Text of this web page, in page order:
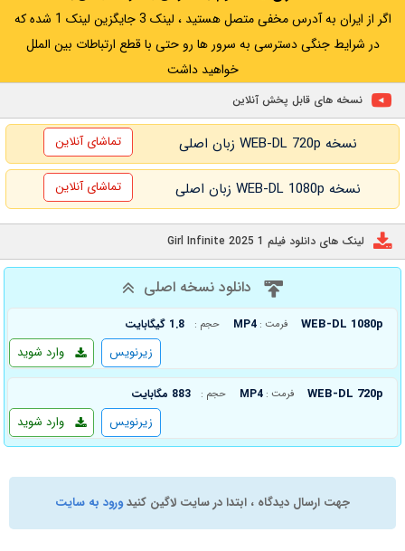
اگر از ایران به آدرس مخفی متصل هستید ، لینک 3 جایگزین لینک 1 شده که
در شرایط جنگی دسترسی به سرور ها رو حتی با قطع ارتباطات بین الملل
خواهید داشت
نسخه های قابل پخش آنلاین
نسخه WEB-DL 720p زبان اصلی تماشای آنلاین
نسخه WEB-DL 1080p زبان اصلی تماشای آنلاین
لینک های دانلود فیلم 1 Girl Infinite 2025
دانلود نسخه اصلی
WEB-DL 1080p فرمت : MP4 حجم : 1.8 گیگابایت
وارد شوید زیرنویس
WEB-DL 720p فرمت : MP4 حجم : 883 مگابایت
وارد شوید زیرنویس
جهت ارسال دیدگاه ، ابتدا در سایت لاگین کنیدورود به سایت